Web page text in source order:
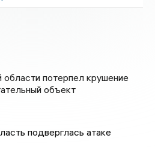
потерпел крушение
объект
подверглась атаке